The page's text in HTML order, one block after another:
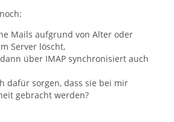
Mails aufgrund von Alter oder
Server löscht,
über IMAP synchronisiert auch
dafür sorgen, dass sie bei mir
gebracht werden?